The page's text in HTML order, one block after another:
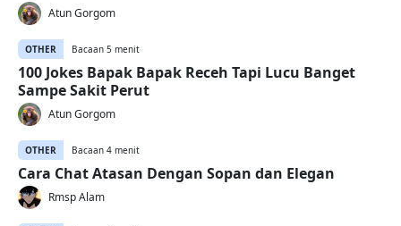
Atun Gorgom
OTHER Bacaan 5 menit
100 Jokes Bapak Bapak Receh Tapi Lucu Banget
Sampe Sakit Perut
Atun Gorgom
OTHER Bacaan 4 menit
Cara Chat Atasan Dengan Sopan dan Elegan
Rmsp Alam